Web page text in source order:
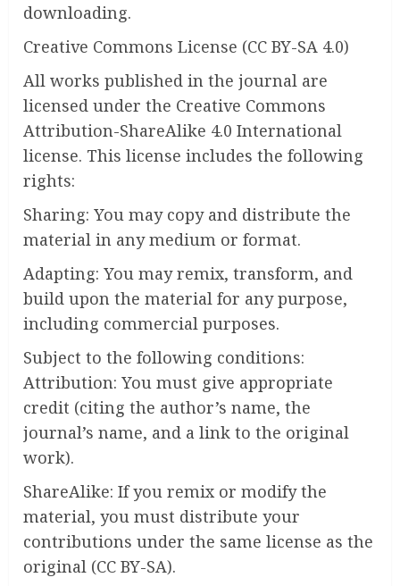
downloading.
Creative Commons License (CC BY-SA 4.0)
All works published in the journal are
licensed under the Creative Commons
Attribution-ShareAlike 4.0 International
license. This license includes the following
rights:
Sharing: You may copy and distribute the
material in any medium or format.
Adapting: You may remix, transform, and
build upon the material for any purpose,
including commercial purposes.
Subject to the following conditions:
Attribution: You must give appropriate
credit (citing the author’s name, the
journal’s name, and a link to the original
work).
ShareAlike: If you remix or modify the
material, you must distribute your
contributions under the same license as the
original (CC BY-SA).